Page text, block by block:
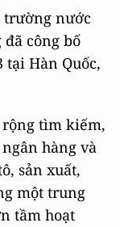
trường nước
đã công bố
Hàn Quốc,
rộng tìm kiếm,
hàng và
sản xuất,
một trung
tầm hoạt